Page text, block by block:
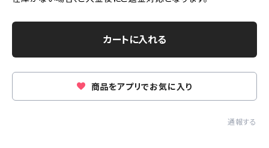
カートに入れる
商品をアプリでお気に入り
通報する